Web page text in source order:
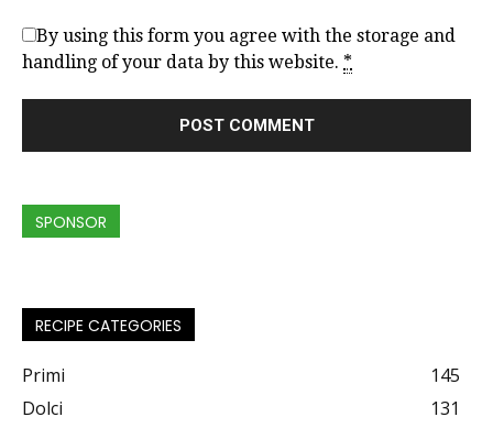
By using this form you agree with the storage and
handling of your data by this website. *
SPONSOR
RECIPE CATEGORIES
Primi
145
Dolci
131